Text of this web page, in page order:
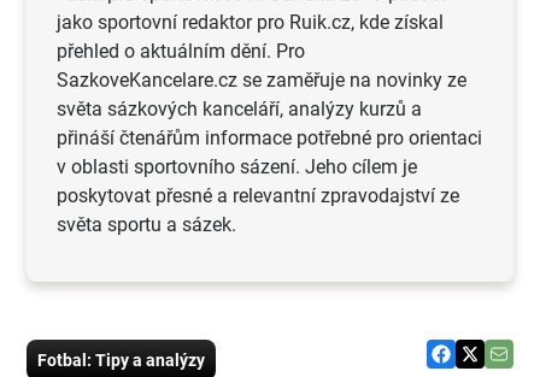
jako sportovní redaktor pro Ruik.cz, kde získal
přehled o aktuálním dění. Pro
SazkoveKancelare.cz se zaměřuje na novinky ze
světa sázkových kanceláří, analýzy kurzů a
přináší čtenářům informace potřebné pro orientaci
v oblasti sportovního sázení. Jeho cílem je
poskytovat přesné a relevantní zpravodajství ze
světa sportu a sázek.
Fotbal: Tipy a analýzy